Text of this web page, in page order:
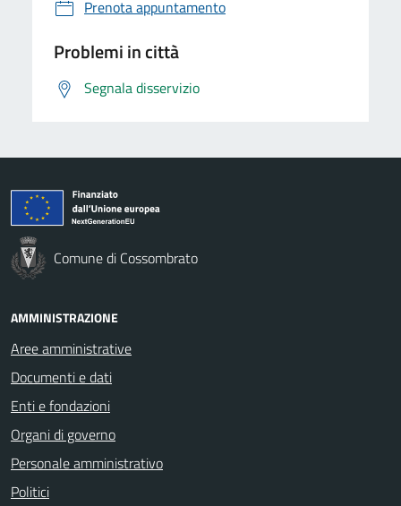
Prenota appuntamento
Problemi in città
Segnala disservizio
Comune di Cossombrato
AMMINISTRAZIONE
Aree amministrative
Documenti e dati
Enti e fondazioni
Organi di governo
Personale amministrativo
Politici